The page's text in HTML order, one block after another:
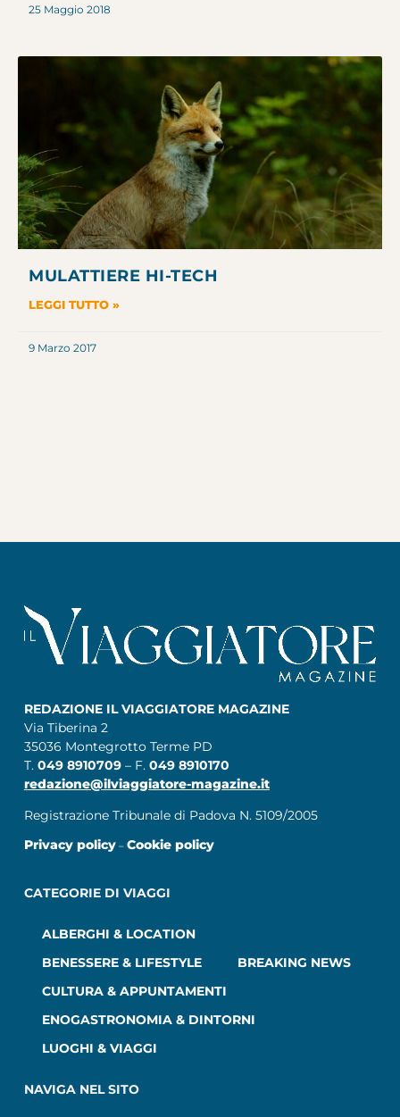
25 Maggio 2018
MULATTIERE HI-TECH
LEGGI TUTTO »
9 Marzo 2017
REDAZIONE IL VIAGGIATORE MAGAZINE
Via Tiberina 2
35036 Montegrotto Terme PD
T. 049 8910709 – F. 049 8910170
redazione@ilviaggiatore-magazine.it
Registrazione Tribunale di Padova N. 5109/2005
Privacy policy– Cookie policy
CATEGORIE DI VIAGGI
ALBERGHI & LOCATION
BENESSERE & LIFESTYLE
BREAKING NEWS
CULTURA & APPUNTAMENTI
ENOGASTRONOMIA & DINTORNI
LUOGHI & VIAGGI
NAVIGA NEL SITO